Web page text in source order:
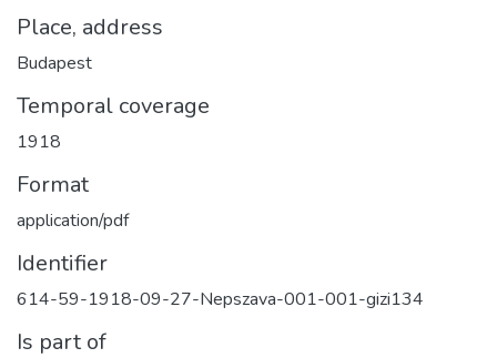
Place, address
Budapest
Temporal coverage
1918
Format
application/pdf
Identifier
614-59-1918-09-27-Nepszava-001-001-gizi134
Is part of